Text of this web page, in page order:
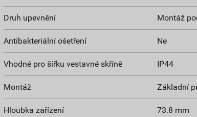
Druh upevnění Montáž
Antibakteriální ošetření Ne
Vhodné pro šířku vestavné skříně IP44
Montáž Základní
Hloubka zařízení 73.8 mm